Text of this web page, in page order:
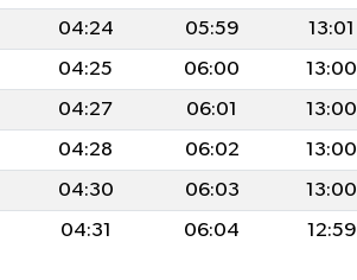
04:24 05:59 13:01
04:25 06:00 13:00
04:27 06:01 13:00
04:28 06:02 13:00
04:30 06:03 13:00
04:31 06:04 12:59